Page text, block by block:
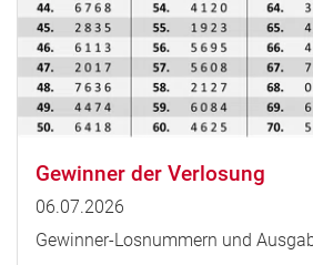
Gewinner der Verlosung
06.07.2026
Gewinner-Losnummern und